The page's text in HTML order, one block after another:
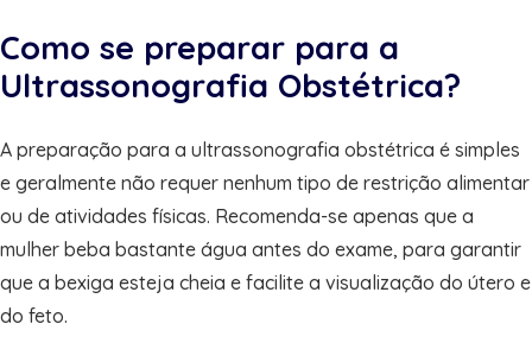
Como se preparar para a
Ultrassonografia Obstétrica?
A preparação para a ultrassonografia obstétrica é simples
e geralmente não requer nenhum tipo de restrição alimentar
ou de atividades físicas. Recomenda-se apenas que a
mulher beba bastante água antes do exame, para garantir
que a bexiga esteja cheia e facilite a visualização do útero e
do feto.